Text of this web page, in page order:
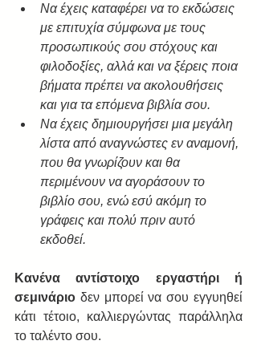
Να έχεις καταφέρει να το εκδώσεις
με επιτυχία σύμφωνα με τους
προσωπικούς σου στόχους και
φιλοδοξίες, αλλά και να ξέρεις ποια
βήματα πρέπει να ακολουθήσεις
και για τα επόμενα βιβλία σου.
Να έχεις δημιουργήσει μια μεγάλη
λίστα από αναγνώστες εν αναμονή,
που θα γνωρίζουν και θα
περιμένουν να αγοράσουν το
βιβλίο σου, ενώ εσύ ακόμη το
γράφεις και πολύ πριν αυτό
εκδοθεί.
Κανένα αντίστοιχο εργαστήρι ή
σεμινάριο δεν μπορεί να σου εγγυηθεί
κάτι τέτοιο, καλλιεργώντας παράλληλα
το ταλέντο σου.